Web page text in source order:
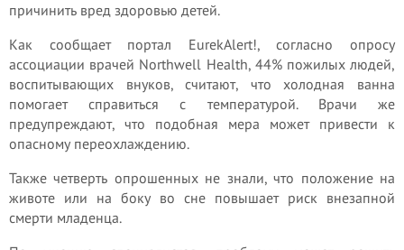
причинить вред здоровью детей.
Как сообщает портал EurekAlert!, согласно опросу
ассоциации врачей Northwell Health, 44% пожилых людей,
воспитывающих внуков, считают, что холодная ванна
помогает справиться с температурой. Врачи же
предупреждают, что подобная мера может привести к
опасному переохлаждению.
Также четверть опрошенных не знали, что положение на
животе или на боку во сне повышает риск внезапной
смерти младенца.